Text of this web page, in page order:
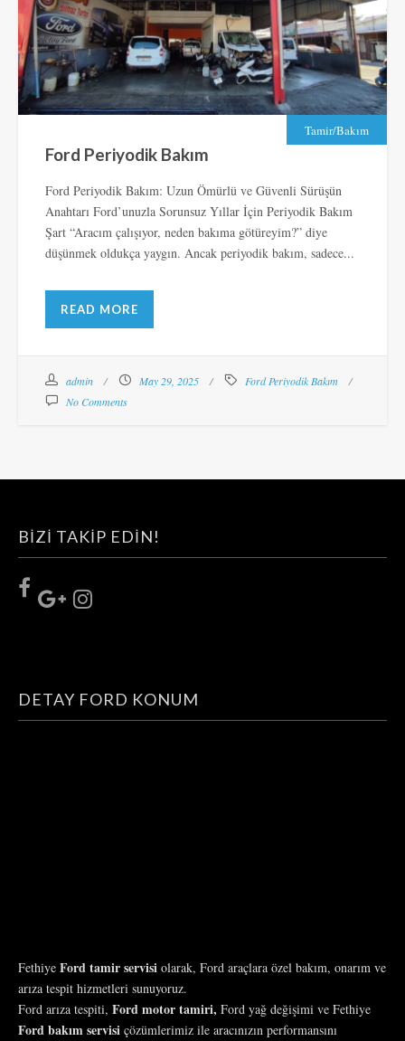
Tamir/Bakım
Ford Periyodik Bakım
Ford Periyodik Bakım: Uzun Ömürlü ve Güvenli Sürüşün
Anahtarı Ford’unuzla Sorunsuz Yıllar İçin Periyodik Bakım
Şart “Aracım çalışıyor, neden bakıma götüreyim?” diye
düşünmek oldukça yaygın. Ancak periyodik bakım, sadece...
READ MORE
admin May 29, 2025
Ford Periyodik Bakım
No Comments
BIZI TAKIP EDIN!
DETAY FORD KONUM
Fethiye Ford tamir servisi olarak, Ford araçlara özel bakım, onarım ve
arıza tespit hizmetleri sunuyoruz.
Ford arıza tespiti, Ford motor tamiri, Ford yağ değişimi ve Fethiye
Ford bakım servisi çözümlerimiz ile aracınızın performansını